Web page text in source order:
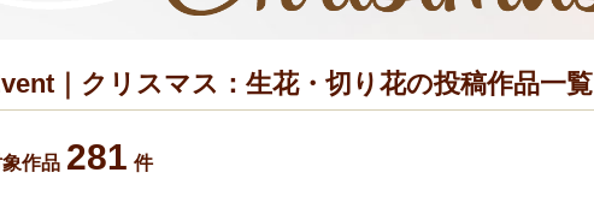
｜クリスマス：生花・切り花の投稿作品一覧
作品 281 件